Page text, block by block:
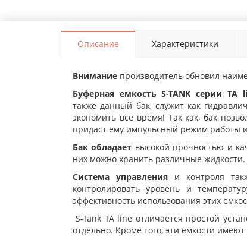
Описание Характеристики
Внимание производитель обновил
Буферная емкость S-TANK серии TA
также данный бак, служит как
экономить все время! Так как, бак
придаст ему импульсный режим работы
Бак обладает высокой прочностью и
них можно хранить различные жидкости.
Система управленияи контроля
контролировать уровень и
эффективность использования этих
S-Tank TA line отличается простой
отдельно. Кроме того, эти емкости